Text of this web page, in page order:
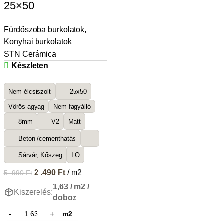
25×50
Fürdőszoba burkolatok,
Konyhai burkolatok
STN Cerámica
Készleten
Nem élcsiszolt 25x50
Vörös agyag Nem fagyálló
8mm V2 Matt
Beton /cementhatás
Sárvár, Kőszeg I.O
5 .990Ft 2 .490 Ft/ m2
Kiszerelés:
1,63 / m2 /
doboz
m2